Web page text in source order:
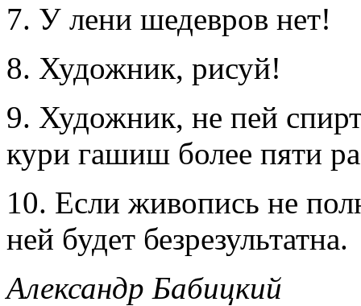
7. У лени шедевров нет!
8. Художник, рисуй!
9. Художник, не пей
кури гашиш более пяти
10. Если живопись не
ней будет безрезультатна.
Александр Бабицкий